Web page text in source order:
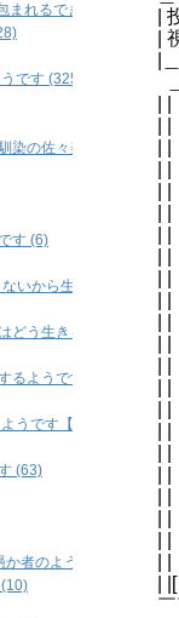
|
|
|
|
まれるできる夫の恋愛事
です (325)
の佐々美さんを寝取ら
す (6)
いから生き足掻く (37)
どう生きるのか (39)
るようです (49)
うです【BL】 (7)
(63)
者のようです (5)